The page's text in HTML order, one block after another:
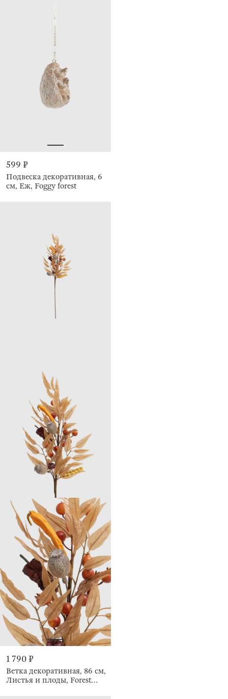
599 ₽
Подвеска декоративная, 6
см, Еж, Foggy forest
1 790 ₽
Ветка декоративная, 86 см,
Листья и плоды, Forest